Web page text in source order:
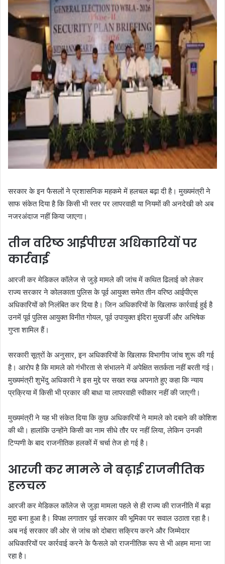
सरकार के इन फैसलों ने प्रशासनिक महकमे में हलचल बढ़ा दी है। मुख्यमंत्री ने
साफ संकेत दिया है कि किसी भी स्तर पर लापरवाही या नियमों की अनदेखी को अब
नजरअंदाज नहीं किया जाएगा।
तीन वरिष्ठ आईपीएस अधिकारियों पर
कार्रवाई
आरजी कर मेडिकल कॉलेज से जुड़े मामले की जांच में कथित ढिलाई को लेकर
राज्य सरकार ने कोलकाता पुलिस के पूर्व आयुक्त समेत तीन वरिष्ठ आईपीएस
अधिकारियों को निलंबित कर दिया है। जिन अधिकारियों के खिलाफ कार्रवाई हुई है
उनमें पूर्व पुलिस आयुक्त विनीत गोयल, पूर्व उपायुक्त इंदिरा मुखर्जी और अभिषेक
गुप्ता शामिल हैं।
सरकारी सूत्रों के अनुसार, इन अधिकारियों के खिलाफ विभागीय जांच शुरू की गई
है। आरोप है कि मामले को गंभीरता से संभालने में अपेक्षित सतर्कता नहीं बरती गई।
मुख्यमंत्री शुभेंदु अधिकारी ने इस मुद्दे पर सख्त रुख अपनाते हुए कहा कि न्याय
प्रक्रिया में किसी भी प्रकार की बाधा या लापरवाही स्वीकार नहीं की जाएगी।
मुख्यमंत्री ने यह भी संकेत दिया कि कुछ अधिकारियों ने मामले को दबाने की कोशिश
की थी। हालांकि उन्होंने किसी का नाम सीधे तौर पर नहीं लिया, लेकिन उनकी
टिप्पणी के बाद राजनीतिक हलकों में चर्चा तेज हो गई है।
आरजी कर मामले ने बढ़ाई राजनीतिक
हलचल
आरजी कर मेडिकल कॉलेज से जुड़ा मामला पहले से ही राज्य की राजनीति में बड़ा
मुद्दा बना हुआ है। विपक्ष लगातार पूर्व सरकार की भूमिका पर सवाल उठाता रहा है।
अब नई सरकार की ओर से जांच को दोबारा सक्रिय करने और जिम्मेदार
अधिकारियों पर कार्रवाई करने के फैसले को राजनीतिक रूप से भी अहम माना जा
रहा है।